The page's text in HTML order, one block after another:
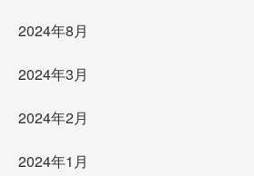
2024年8月
2024年3月
2024年2月
2024年1月